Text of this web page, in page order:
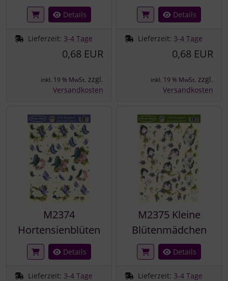
Details
Lieferzeit: 3-4 Tage
0,68 EUR
inkl. 19 % MwSt. zzgl.
Versandkosten
Details
Lieferzeit: 3-4 Tage
0,68 EUR
inkl. 19 % MwSt. zzgl.
Versandkosten
M2374
Hortensienblüten
Details
Lieferzeit: 3-4 Tage
M2375 Kleine
Blütenmädchen
Details
Lieferzeit: 3-4 Tage